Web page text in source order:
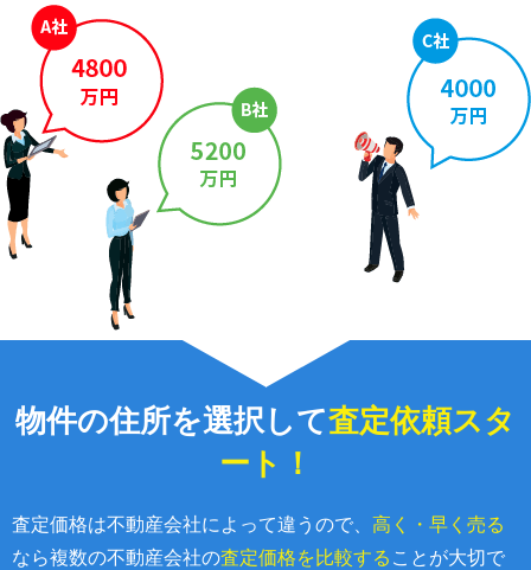
物件の住所を選択して査定依頼スタ
ート！
査定価格は不動産会社によって違うので、 高く・早く売る
なら複数の不動産会社の査定価格を比較する ことが大切で